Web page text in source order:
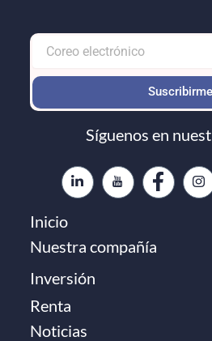
Correo
Suscribirme
Síguenos en
Inicio
Nuestra compañía
Inversión
Renta
Noticias